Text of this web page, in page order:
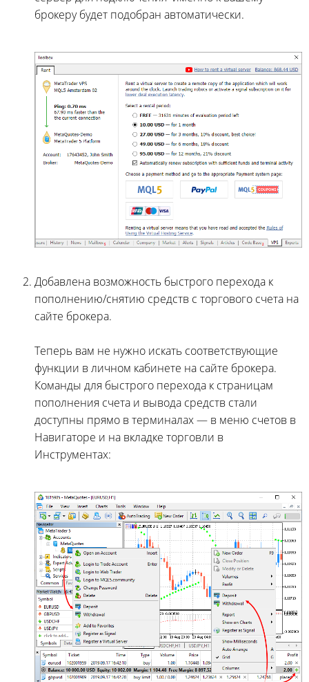
брокеру будет подобран автоматически.
Добавлена возможность быстрого перехода к
пополнению/снятию средств с торгового счета на
сайте брокера.
Теперь вам не нужно искать соответствующие
функции в личном кабинете на сайте брокера.
Команды для быстрого перехода к страницам
пополнения счета и вывода средств стали
доступны прямо в терминалах — в меню счетов в
Навигаторе и на вкладке торговли в
Инструментах: